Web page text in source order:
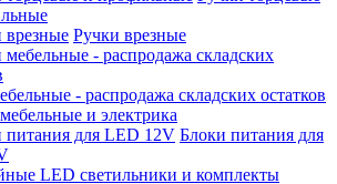
Ручки врезные
- распродажа складских остатков
и электрика
Блоки питания для